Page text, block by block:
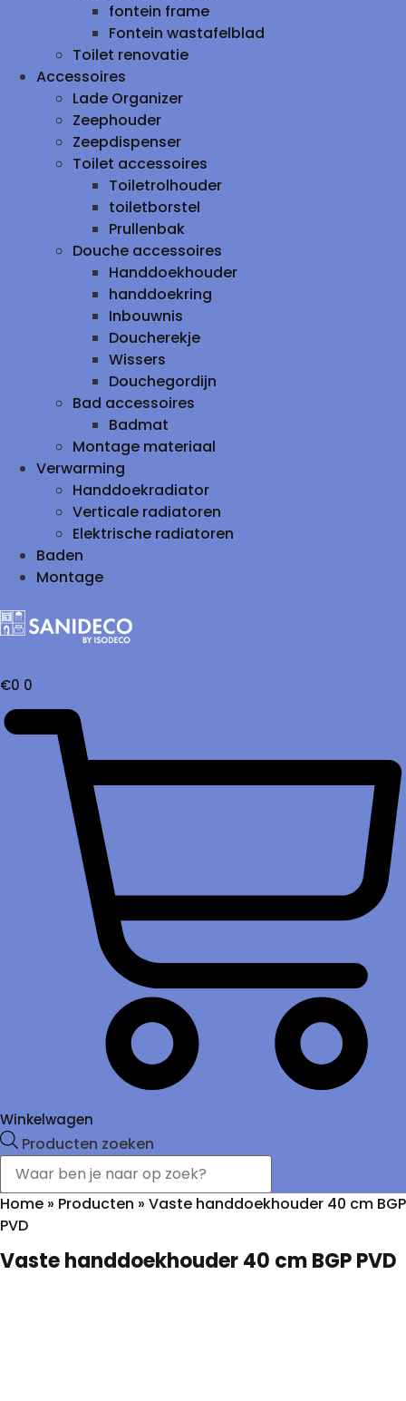
fontein frame
Fontein wastafelblad
Toilet renovatie
Accessoires
Lade Organizer
Zeephouder
Zeepdispenser
Toilet accessoires
Toiletrolhouder
toiletborstel
Prullenbak
Douche accessoires
Handdoekhouder
handdoekring
Inbouwnis
Doucherekje
Wissers
Douchegordijn
Bad accessoires
Badmat
Montage materiaal
Verwarming
Handdoekradiator
Verticale radiatoren
Elektrische radiatoren
Baden
Montage
€0 0
Winkelwagen
Producten zoeken
Home » Producten » Vaste handdoekhouder 40 cm BGP
PVD
Vaste handdoekhouder 40 cm BGP PVD